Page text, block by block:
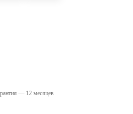
— 12 месяцев